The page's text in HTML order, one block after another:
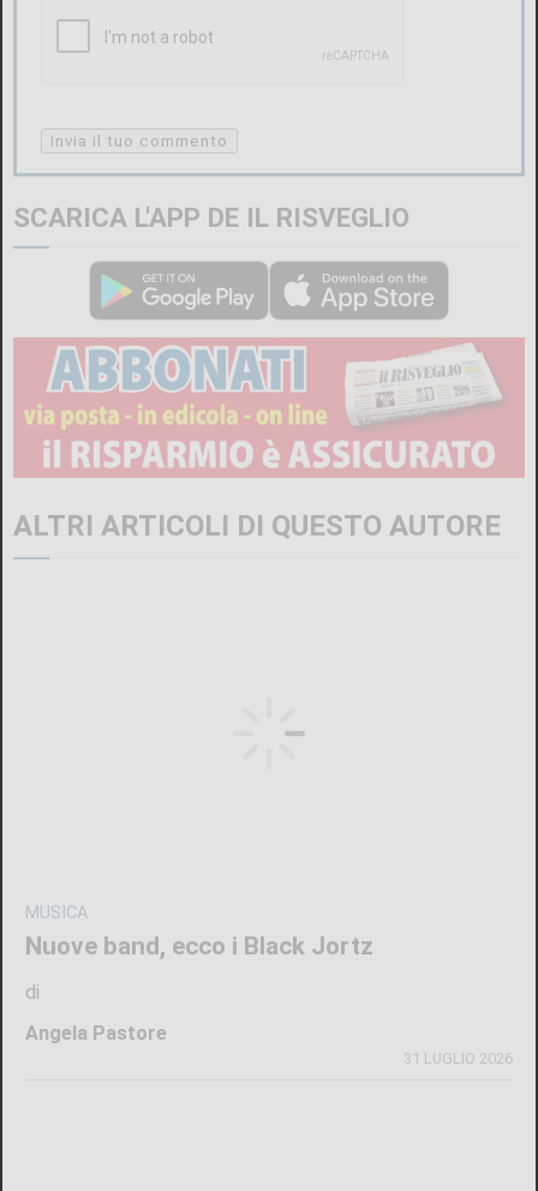
SCARICA L'APP DE IL RISVEGLIO
ALTRI ARTICOLI DI QUESTO AUTORE
MUSICA
Nuove band, ecco i Black Jortz
di
Angela Pastore
31 LUGLIO 2026